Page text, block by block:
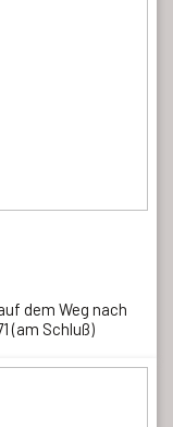
dem Weg nach
(am Schluß)